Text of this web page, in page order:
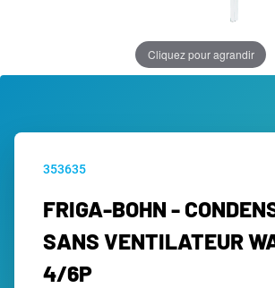
Cliquez pour agrandir
353635
FRIGA-BOHN -
SANS VENTILATEUR
4/6P